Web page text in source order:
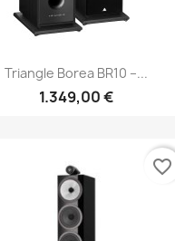
Triangle Borea BR10 –...
1.349,00 €
favorite_border